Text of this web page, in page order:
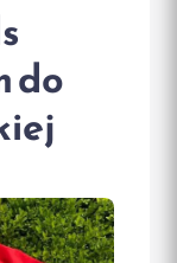
do